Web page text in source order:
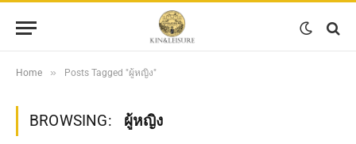
Home » Posts Tagged "ผู้หญิง"
BROWSING: ผู้หญิง